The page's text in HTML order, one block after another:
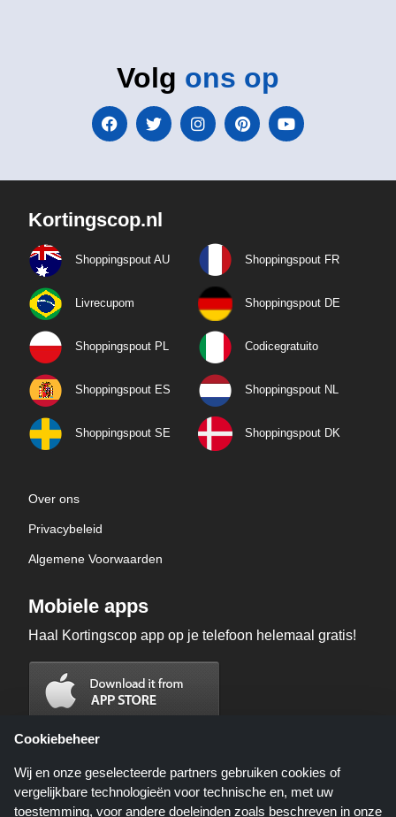
Volg ons op
Kortingscop.nl
Shoppingspout AU Shoppingspout FR
Livrecupom Shoppingspout DE
Shoppingspout PL Codicegratuito
Shoppingspout ES Shoppingspout NL
Shoppingspout SE Shoppingspout DK
Over ons
Privacybeleid
Algemene Voorwaarden
Mobiele apps
Haal Kortingscop app op je telefoon helemaal gratis!
Cookiebeheer
Wij en onze geselecteerde partners gebruiken cookies of
vergelijkbare technologieën voor technische en, met uw
toestemming, voor andere doeleinden zoals beschreven in onze